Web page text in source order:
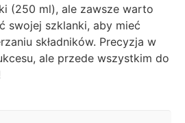
(250 ml), ale zawsze warto
swojej szklanki, aby mieć
składników. Precyzja w
ale przede wszystkim do